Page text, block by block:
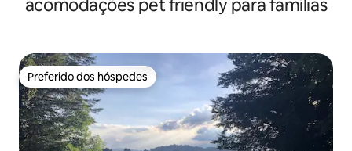
acomodações pet friendly para famílias
Preferido dos hóspedes
Preferido dos hóspedes